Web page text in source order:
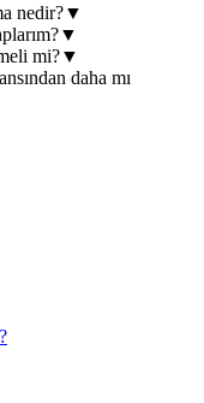
nedir?▼
▼
mi?▼
daha mı